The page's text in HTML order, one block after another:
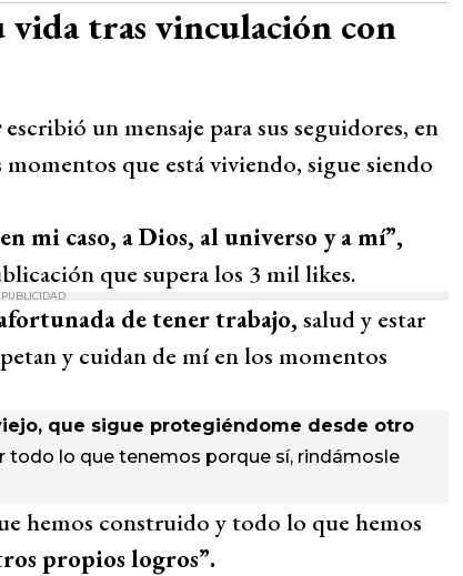
vida tras vinculación con
escribió un mensaje para sus seguidores, en
momentos que está viviendo, sigue siendo
mi caso, a Dios, al universo y a mí”,
que supera los 3 mil likes.
PUBLICIDAD
de tener trabajo, salud y estar
y cuidan de mí en los momentos
que sigue protegiéndome desde otro
todo lo que tenemos porque sí, rindámosle
hemos construido y todo lo que hemos
propios logros”.